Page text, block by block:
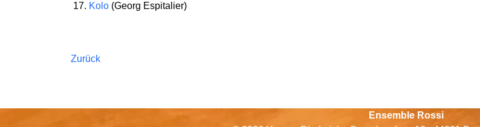
Kolo (Georg Espitalier)
Zurück
Ensemble Rossi